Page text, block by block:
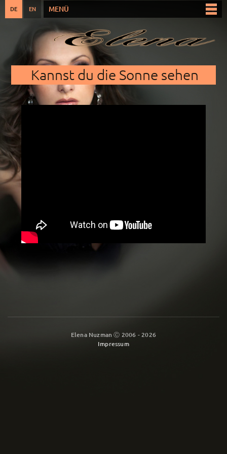
zum
Inhalt
DE EN
Hauptmenü
MENÜ
Sie sind hier
Kannst du die Sonne sehen
Elena Nuzman Ⓒ 2006 - 2026
Impressum